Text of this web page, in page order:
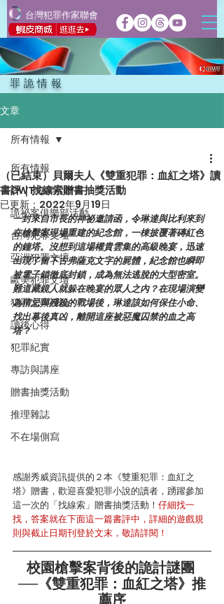
台灣犯罪作家聯會
罪詭情報
文章
所有情報
CWT犯聯活動
詭祕客俱樂部活動
台灣犯罪文壇
亞洲犯罪文壇
歐美犯罪文壇
犯罪文學評論
讀後心得
犯罪紀實
專訪與講座
贈書抽獎活動
推理雜誌
不在場側寫
所有情報
（已結束）貝爾夫人《雙重犯罪：血紅之塔》讀
書評｜找線索贈書抽獎活動
已更新： 2022年9月19日
一封來自市長的神祕邀請函，令琳達與比利來到
在槍擊案現場重建的紀念館，一棟披覆著磚紅色
的鐘塔。沒想到這場權貴雲集的高級晚宴，迅速
出現了留下古弗薩克文字的屍體，紀念館也瞬即
被電子鎖徹底封鎖，成為無法逃脫的大型密室。
難道藏鏡人就躲在晚宴的眾人之內？在現場演變
為猜忌與殘殺的戰場後，琳達該如何保住小命、
找出幕後真凶，離開這座被惡魔囚禁的血之高
塔？
感謝秀威資訊提供的２本《雙重犯罪：血紅之
塔》贈書，歡迎喜愛犯罪小說的讀者，踴躍參加
這一次的「找線索」贈書抽獎活動！ 仔細找一
找，答案就在下面這一篇書評中，詳細的遊戲規
則與截止日期刊登於文末，敬請詳閱！
校園槍擊案背後的詭計謎團
──《雙重犯罪：血紅之塔》推
薦序